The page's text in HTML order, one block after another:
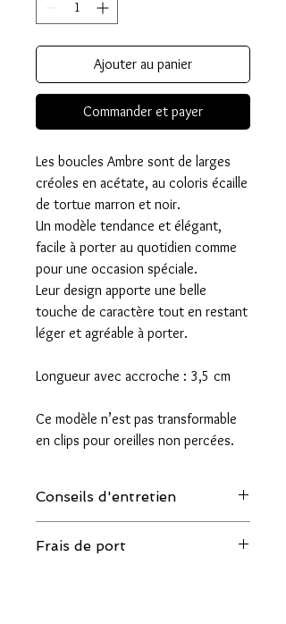
Ajouter au panier
Commander et payer
Les boucles Ambre sont de larges
créoles en acétate, au coloris écaille
de tortue marron et noir.
Un modèle tendance et élégant,
facile à porter au quotidien comme
pour une occasion spéciale.
Leur design apporte une belle
touche de caractère tout en restant
léger et agréable à porter.
Longueur avec accroche : 3,5 cm
Ce modèle n’est pas transformable
en clips pour oreilles non percées.
Conseils d'entretien
durée de vie de vos bijoux :
Frais de port